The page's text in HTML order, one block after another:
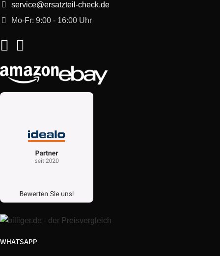
Neff S54M45X8EU/31
Neff
Siemens SE24M863EU/31
Siemens
service@ersatzteil-check.de
Mo-Fr: 9:00 - 16:00 Uhr
WHATSAPP